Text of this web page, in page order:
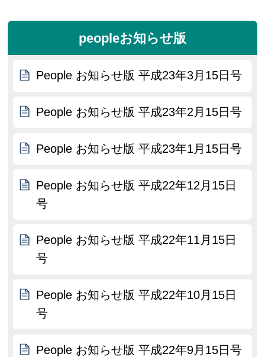
peopleお知らせ版
People お知らせ版 平成23年3月15日号
People お知らせ版 平成23年2月15日号
People お知らせ版 平成23年1月15日号
People お知らせ版 平成22年12月15日
号
People お知らせ版 平成22年11月15日
号
People お知らせ版 平成22年10月15日
号
People お知らせ版 平成22年9月15日号